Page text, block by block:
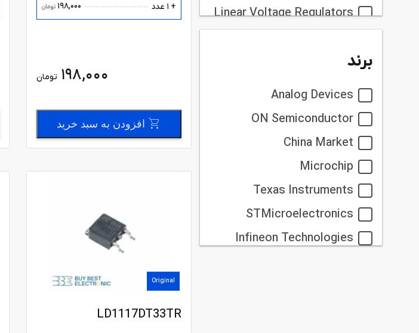
Linear Voltage Regulators
برند
Analog Devices
ON Semiconductor
China Market
Microchip
Texas Instruments
STMicroelectronics
Infineon Technologies
+ 1 عدد 198,000 تومان
198,000 تومان
افزودن به سبد خرید
Original
LD1117DT33TR